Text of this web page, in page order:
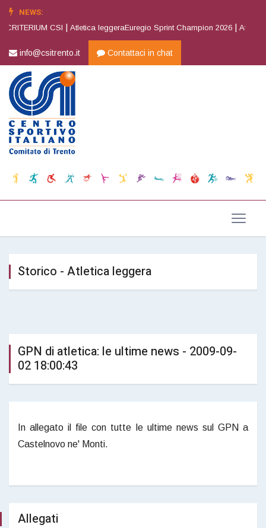
NEWS:
CSI |Atletica leggeraEuregio Sprint Champion 2026 |Atletica
info@csitrento.it Contattaci in chat
Storico - Atletica leggera
GPN di atletica: le ultime news - 2009-09-
02 18:00:43
In allegato il file con tutte le ultime news sul GPN a
Castelnovo ne' Monti.
Allegati